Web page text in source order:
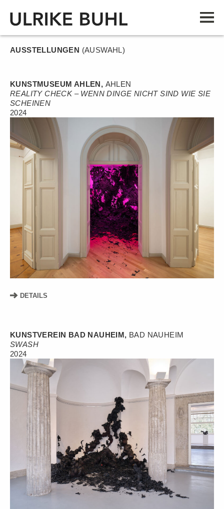
AUSSTELLUNGEN (AUSWAHL)
KUNSTMUSEUM AHLEN, AHLEN
REALITY CHECK – WENN DINGE NICHT SIND WIE SIE
SCHEINEN
2024
DETAILS
KUNSTVEREIN BAD NAUHEIM, BAD NAUHEIM
SWASH
2024